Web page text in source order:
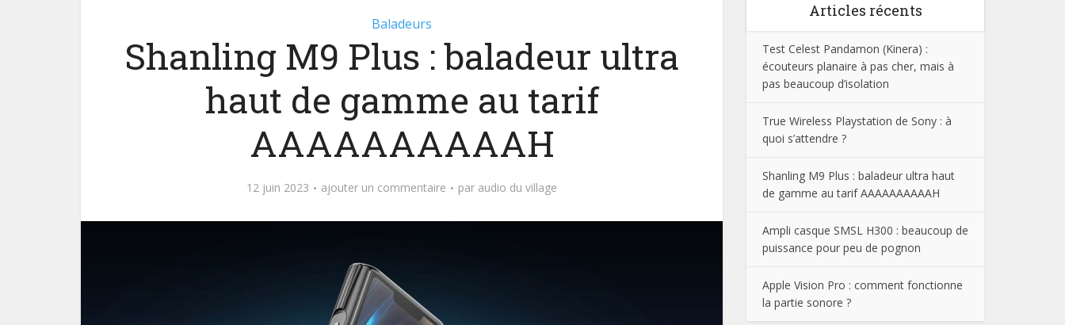
Baladeurs
Shanling M9 Plus : baladeur ultra
haut de gamme au tarif
AAAAAAAAAAH
12 juin 2023 ajouter un commentaire par audio du village
Articles récents
Test Celest Pandamon (Kinera) :
écouteurs planaire à pas cher, mais à
pas beaucoup d’isolation
True Wireless Playstation de Sony : à
quoi s’attendre ?
Shanling M9 Plus : baladeur ultra haut
de gamme au tarif AAAAAAAAAAH
Ampli casque SMSL H300 : beaucoup de
puissance pour peu de pognon
Apple Vision Pro : comment fonctionne
la partie sonore ?